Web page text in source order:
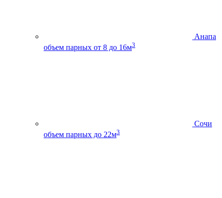
Анапа
объем парных от 8 до 16м3
Сочи
объем парных до 22м3